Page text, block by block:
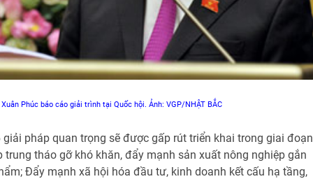
Phúc báo cáo giải trình tại Quốc hội. Ảnh: VGP/NHẬT BẮC
giải pháp quan trọng sẽ được gấp rút triển khai trong giai đoạn
trung tháo gỡ khó khăn, đẩy mạnh sản xuất nông nghiệp gắn
Đẩy mạnh xã hội hóa đầu tư, kinh doanh kết cấu hạ tầng,